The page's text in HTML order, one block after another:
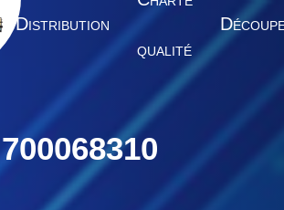
DISTRIBUTION
QUALITÉ
D
700068310